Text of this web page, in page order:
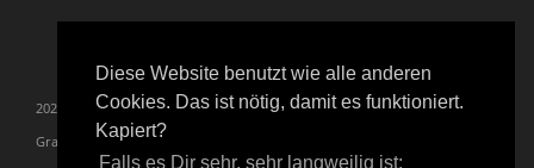
Diese Website benutzt wie alle anderen
Cookies. Das ist nötig, damit es funktioniert.
Kapiert?
Falls es Dir sehr, sehr langweilig ist:
2023 blutgräfin convention coverup Fetish
Gothic
Grausame Töchter
inkdays